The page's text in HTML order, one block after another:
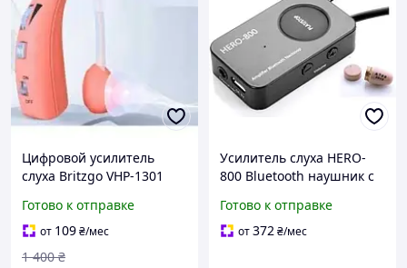
Цифровой усилитель
слуха Britzgo VHP-1301
часов, разовый
Готово к отправке
от 109₴/мес
1 400 ₴
Усилитель слуха HERO-
800 Bluetooth наушник с
беспроводной передачи
звука
Готово к отправке
от372₴/мес